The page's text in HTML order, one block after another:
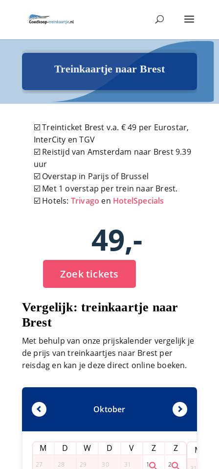
Treinkaartje naar Brest
☑️ Treinticket Brest v.a. € 49 per Eurostar,
InterCity en TGV
☑️ Reistijd van Amsterdam naar Brest 9.39
uur
☑️ Overstap in Parijs of Brussel
☑️ Met 1 overstap per trein naar Brest.
☑️ Hotels: Trivago en HotelSpecials
49,-
Zoek tickets
Vergelijk: treinkaartje naar
Brest
Met behulp van onze prijskalender vergelijk je
de prijs van treinkaartjes naar Brest per
reisdag en kan je deze direct online boeken.
Oktober
M D W D V Z Z M